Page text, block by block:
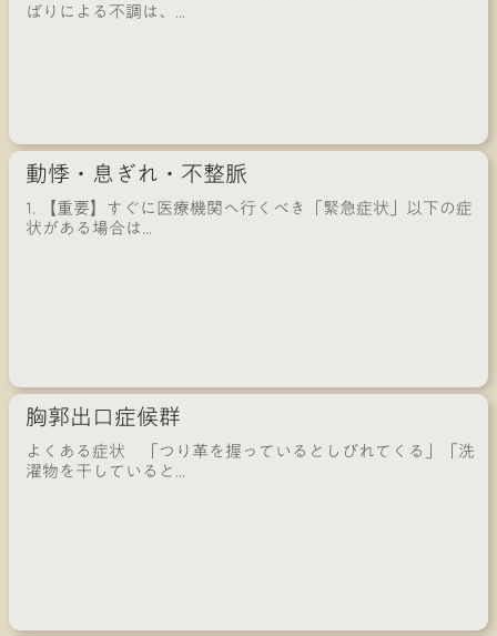
ばりによる不調は、...
動悸・息ぎれ・不整脈
1. 【重要】すぐに医療機関へ行くべき「緊急症状」以下の症
状がある場合は...
胸郭出口症候群
よくある症状 「つり革を握っているとしびれてくる」「洗
濯物を干していると...